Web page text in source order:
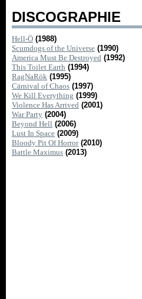
DISCOGRAPHIE
Hell-Ö (1988)
Scumdogs of the Universe (1990)
America Must Be Destroyed (1992)
This Toilet Earth (1994)
RagNaRök (1995)
Cärnival of Chaos (1997)
We Kill Everything (1999)
Violence Has Arrived (2001)
War Party (2004)
Beyond Hell (2006)
Lust In Space (2009)
Bloody Pit Of Horror (2010)
Battle Maximus (2013)